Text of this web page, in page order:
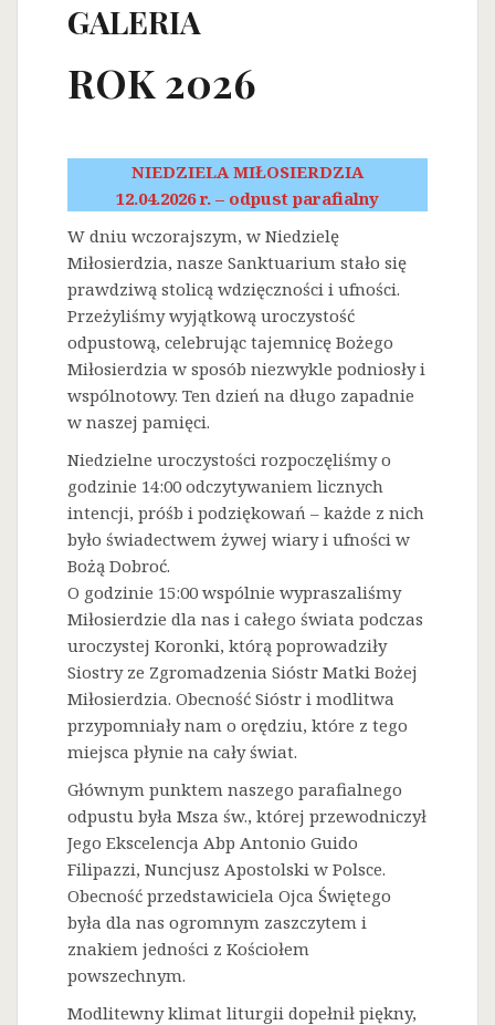
GALERIA
ROK 2026
NIEDZIELA MIŁOSIERDZIA
12.04.2026 r. – odpust parafialny
W dniu wczorajszym, w Niedzielę
Miłosierdzia, nasze Sanktuarium stało się
prawdziwą stolicą wdzięczności i ufności.
Przeżyliśmy wyjątkową uroczystość
odpustową, celebrując tajemnicę Bożego
Miłosierdzia w sposób niezwykle podniosły i
wspólnotowy. Ten dzień na długo zapadnie
w naszej pamięci.
Niedzielne uroczystości rozpoczęliśmy o
godzinie 14:00 odczytywaniem licznych
intencji, próśb i podziękowań – każde z nich
było świadectwem żywej wiary i ufności w
Bożą Dobroć.
O godzinie 15:00 wspólnie wypraszaliśmy
Miłosierdzie dla nas i całego świata podczas
uroczystej Koronki, którą poprowadziły
Siostry ze Zgromadzenia Sióstr Matki Bożej
Miłosierdzia. Obecność Sióstr i modlitwa
przypomniały nam o orędziu, które z tego
miejsca płynie na cały świat.
Głównym punktem naszego parafialnego
odpustu była Msza św., której przewodniczył
Jego Ekscelencja Abp Antonio Guido
Filipazzi, Nuncjusz Apostolski w Polsce.
Obecność przedstawiciela Ojca Świętego
była dla nas ogromnym zaszczytem i
znakiem jedności z Kościołem
powszechnym.
Modlitewny klimat liturgii dopełnił piękny,